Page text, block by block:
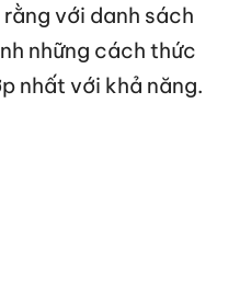
với danh sách
những cách thức
nhất với khả năng.